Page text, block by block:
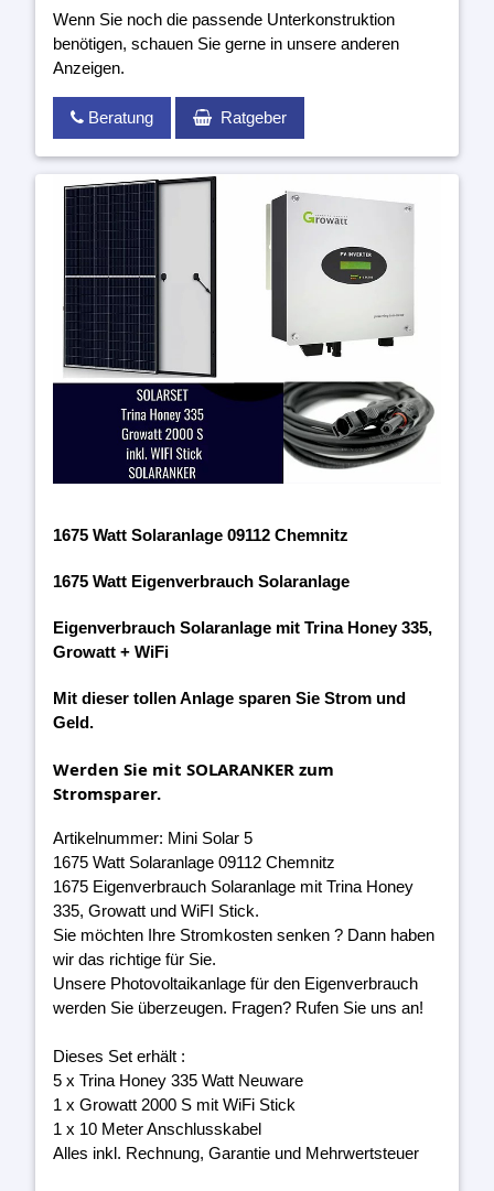
Wenn Sie noch die passende Unterkonstruktion
benötigen, schauen Sie gerne in unsere anderen
Anzeigen.
Beratung Ratgeber
1675 Watt Solaranlage 09112 Chemnitz
1675 Watt Eigenverbrauch Solaranlage
Eigenverbrauch Solaranlage mit Trina Honey 335,
Growatt + WiFi
Mit dieser tollen Anlage sparen Sie Strom und
Geld.
Werden Sie mit SOLARANKER zum
Stromsparer.
Artikelnummer: Mini Solar 5
1675 Watt Solaranlage 09112 Chemnitz
1675 Eigenverbrauch Solaranlage mit Trina Honey
335, Growatt und WiFI Stick.
Sie möchten Ihre Stromkosten senken ? Dann haben
wir das richtige für Sie.
Unsere Photovoltaikanlage für den Eigenverbrauch
werden Sie überzeugen. Fragen? Rufen Sie uns an!
Dieses Set erhält :
5 x Trina Honey 335 Watt Neuware
1 x Growatt 2000 S mit WiFi Stick
1 x 10 Meter Anschlusskabel
Alles inkl. Rechnung, Garantie und Mehrwertsteuer